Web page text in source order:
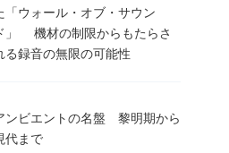
「ウォール・オブ・サウン
」 機材の制限からもたらさ
る録音の無限の可能性
ンビエントの名盤 黎明期から
代まで